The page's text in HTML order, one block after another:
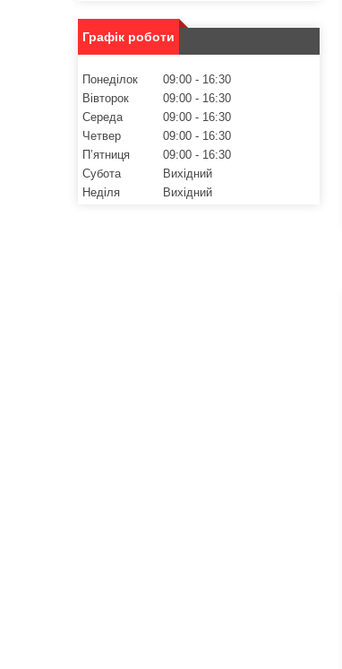
Графік роботи
Понеділок 09:00
16:30
Вівторок
09:00
16:30
Середа
09:00
16:30
Четвер
09:00
16:30
Пʼятниця
09:00
16:30
Субота
Вихідний
Неділя
Вихідний